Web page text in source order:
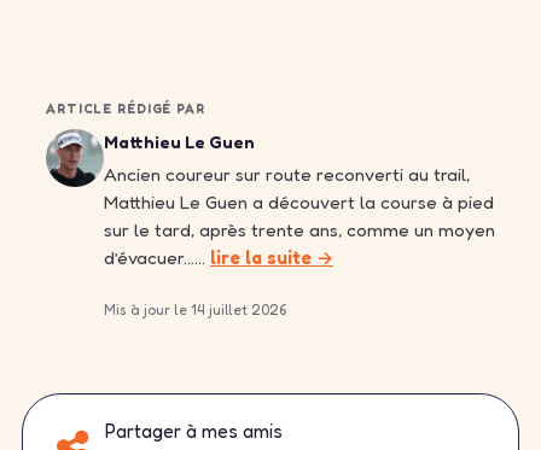
ARTICLE RÉDIGÉ PAR
Matthieu Le Guen
Ancien coureur sur route reconverti au trail,
Matthieu Le Guen a découvert la course à pied
sur le tard, après trente ans, comme un moyen
d’évacuer…… lire la suite →
Mis à jour le 14 juillet 2026
Partager à mes amis